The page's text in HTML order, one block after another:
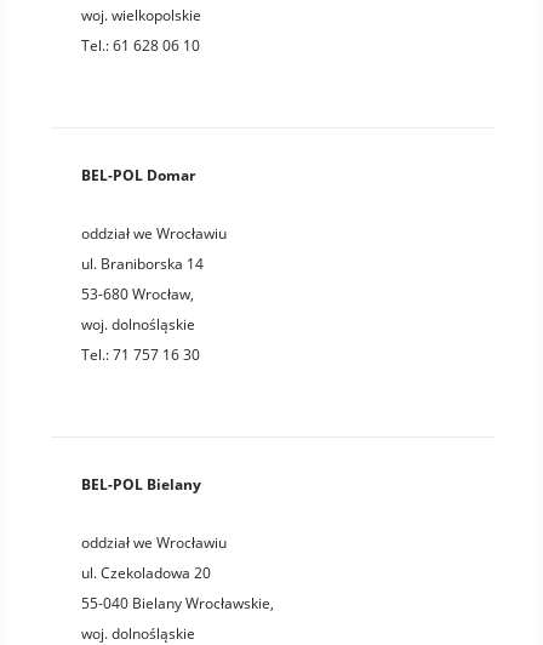
woj.wielkopolskie
Tel.:61 628 06 10
BEL-POL Domar
oddział we Wrocławiu
ul. Braniborska 14
53-680Wrocław,
woj.dolnośląskie
Tel.:71 757 16 30
BEL-POL Bielany
oddział we Wrocławiu
ul. Czekoladowa 20
55-040 Bielany Wrocławskie,
woj.dolnośląskie